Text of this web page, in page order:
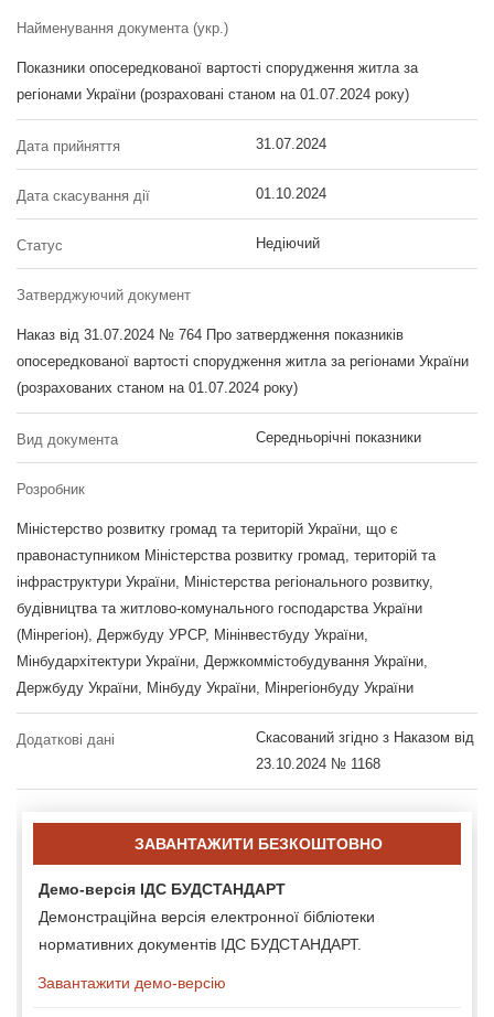
Найменування документа (укр.)
Показники опосередкованої вартості спорудження житла за
регіонами України (розраховані станом на 01.07.2024 року)
Дата прийняття 31.07.2024
Дата скасування дії 01.10.2024
Статус Недіючий
Затверджуючий документ
Наказ від 31.07.2024 № 764 Про затвердження показників
опосередкованої вартості спорудження житла за регіонами України
(розрахованих станом на 01.07.2024 року)
Вид документа Середньорічні показники
Розробник
Міністерство розвитку громад та територій України, що є
правонаступником Міністерства розвитку громад, територій та
інфраструктури України, Міністерства регіонального розвитку,
будівництва та житлово-комунального господарства України
(Мінрегіон), Держбуду УРСР, Мінінвестбуду України,
Мінбудархітектури України, Держкоммістобудування України,
Держбуду України, Мінбуду України, Мінрегіонбуду України
Додаткові дані
Скасований згідно з Наказом від
23.10.2024 № 1168
ЗАВАНТАЖИТИ БЕЗКОШТОВНО
Демо-версія ІДС БУДСТАНДАРТ
Демонстраційна версія електронної бібліотеки
нормативних документів ІДС БУДСТАНДАРТ.
Завантажити демо-версію